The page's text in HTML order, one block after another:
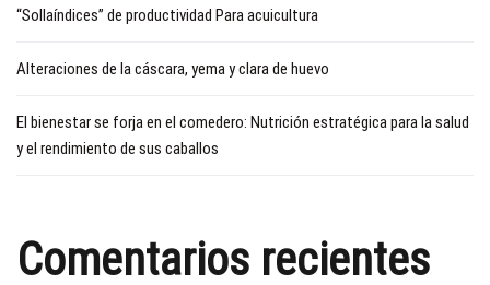
“Sollaíndices” de productividad Para acuicultura
Alteraciones de la cáscara, yema y clara de huevo
El bienestar se forja en el comedero: Nutrición estratégica para la salud
y el rendimiento de sus caballos
Comentarios recientes